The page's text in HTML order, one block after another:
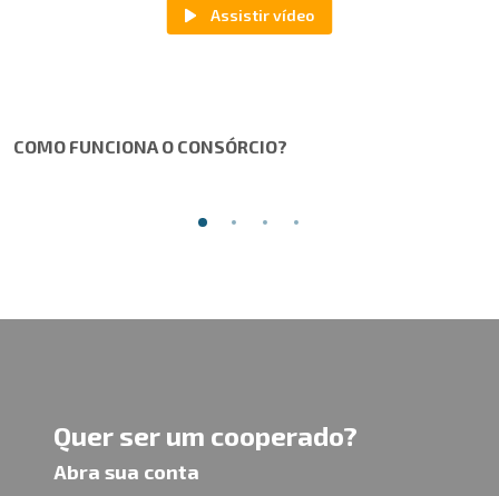
COMO FUNCIONA O CONSÓRCIO?
Quer ser um cooperado?
Abra sua conta